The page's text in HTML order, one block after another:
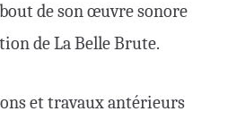
de son œuvre sonore
de La Belle Brute.
et travaux antérieurs